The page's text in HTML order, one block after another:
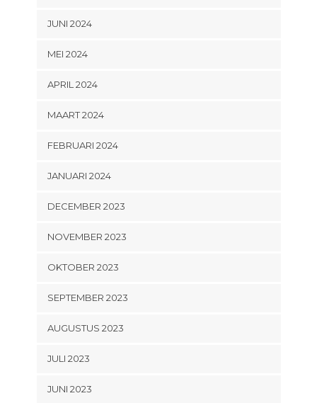
JUNI 2024
MEI 2024
APRIL 2024
MAART 2024
FEBRUARI 2024
JANUARI 2024
DECEMBER 2023
NOVEMBER 2023
OKTOBER 2023
SEPTEMBER 2023
AUGUSTUS 2023
JULI 2023
JUNI 2023